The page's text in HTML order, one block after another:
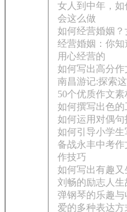
女人到中年，
会这么做
如何经营婚姻
经营婚姻：你
用心经营的
如何写出高分
南昌游记:探索
50个优质作文
如何撰写出色
如何运用对偶
如何引导小学
备战永丰中考
作技巧
如何写出有趣又
刘畅的励志人
弹钢琴的乐趣与
爱的多种表达